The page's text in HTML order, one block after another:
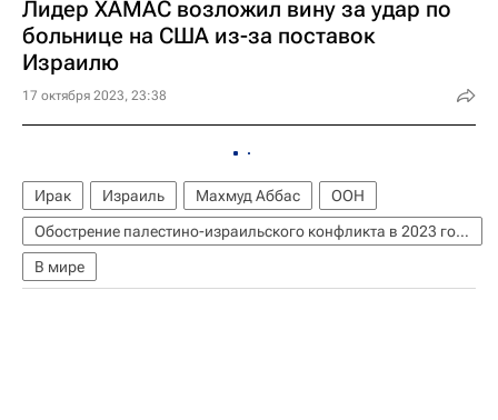
Лидер ХАМАС возложил вину за удар по
больнице на США из-за поставок
Израилю
17 октября 2023, 23:38
Ирак Израиль Махмуд Аббас
ООН
Обострение палестино-израильского конфликта в 2023 году
В мире